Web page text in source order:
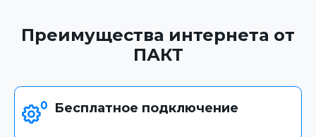
Преимущества интернета от
ПАКТ
Бесплатное подключение